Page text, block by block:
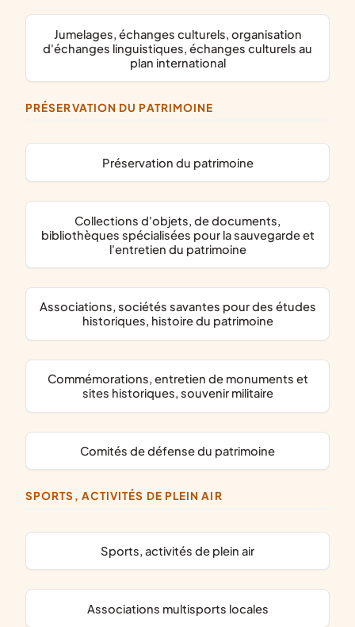
jumelages, échanges culturels, organisation
d'échanges linguistiques, échanges culturels au
plan international
PRÉSERVATION DU PATRIMOINE
préservation du patrimoine
collections d'objets, de documents,
bibliothèques spécialisées pour la sauvegarde et
l'entretien du patrimoine
associations, sociétés savantes pour des études
historiques, histoire du patrimoine
commémorations, entretien de monuments et
sites historiques, souvenir militaire
comités de défense du patrimoine
SPORTS, ACTIVITÉS DE PLEIN AIR
Sports, activités de plein air
associations multisports locales